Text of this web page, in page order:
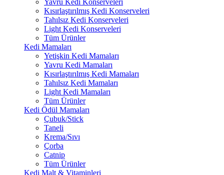
Yavru Kedi Konserveleri
Kısırlaştırılmış Kedi Konserveleri
Tahılsız Kedi Konserveleri
Light Kedi Konserveleri
Tüm Ürünler
Kedi Mamaları
Yetişkin Kedi Mamaları
Yavru Kedi Mamaları
Kısırlaştırılmış Kedi Mamaları
Tahılsız Kedi Mamaları
Light Kedi Mamaları
Tüm Ürünler
Kedi Ödül Mamaları
Çubuk/Stick
Taneli
Krema/Sıvı
Çorba
Catnip
Tüm Ürünler
Kedi Malt & Vitaminleri